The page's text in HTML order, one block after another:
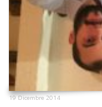
19 Dicembre 2014